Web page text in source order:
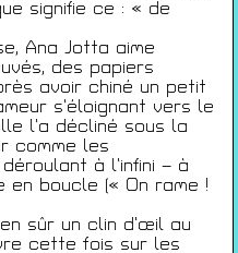
signifie ce : « de
Ana Jotta aime
des papiers
avoir chiné un petit
s’éloignant vers le
l’a décliné sous la
comme les
à l’infini – à
en boucle (« On rame !
sûr un clin d’œil au
cette fois sur les